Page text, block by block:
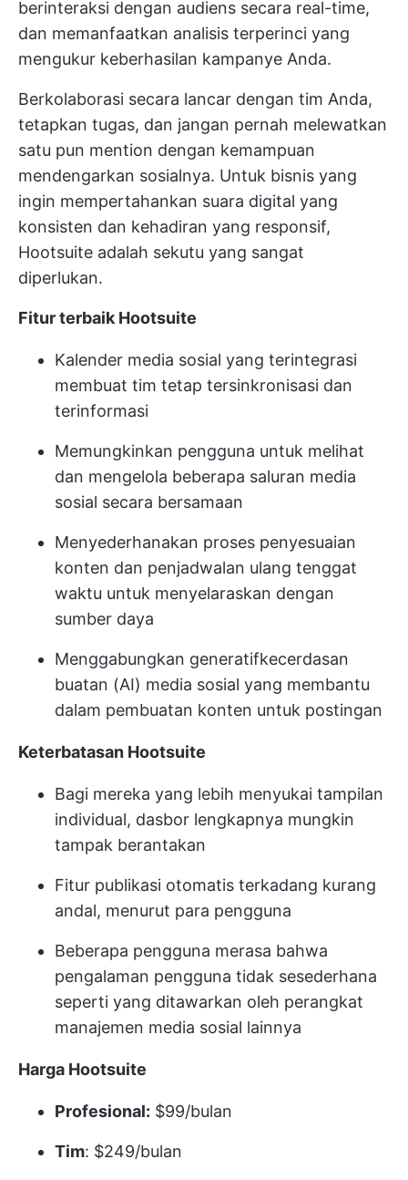
berinteraksi dengan audiens secara real-time,
dan memanfaatkan analisis terperinci yang
mengukur keberhasilan kampanye Anda.
Berkolaborasi secara lancar dengan tim Anda,
tetapkan tugas, dan jangan pernah melewatkan
satu pun mention dengan kemampuan
mendengarkan sosialnya. Untuk bisnis yang
ingin mempertahankan suara digital yang
konsisten dan kehadiran yang responsif,
Hootsuite adalah sekutu yang sangat
diperlukan.
Fitur terbaik Hootsuite
Kalender media sosial yang terintegrasi
membuat tim tetap tersinkronisasi dan
terinformasi
Memungkinkan pengguna untuk melihat
dan mengelola beberapa saluran media
sosial secara bersamaan
Menyederhanakan proses penyesuaian
konten dan penjadwalan ulang tenggat
waktu untuk menyelaraskan dengan
sumber daya
Menggabungkan generatifkecerdasan
buatan (AI) media sosial yang membantu
dalam pembuatan konten untuk postingan
Keterbatasan Hootsuite
Bagi mereka yang lebih menyukai tampilan
individual, dasbor lengkapnya mungkin
tampak berantakan
Fitur publikasi otomatis terkadang kurang
andal, menurut para pengguna
Beberapa pengguna merasa bahwa
pengalaman pengguna tidak sesederhana
seperti yang ditawarkan oleh perangkat
manajemen media sosial lainnya
Harga Hootsuite
Profesional: $99/bulan
Tim: $249/bulan